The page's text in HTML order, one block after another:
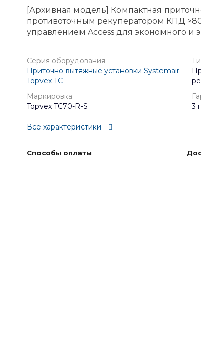
[Архивная модель] Компактная
противоточным рекуператором КПД
управлением Access для экономного и
Серия оборудования
Приточно-вытяжные установки Systemair
Topvex TC
Маркировка
Topvex TC70-R-S
3
Все характеристики
Способы оплаты